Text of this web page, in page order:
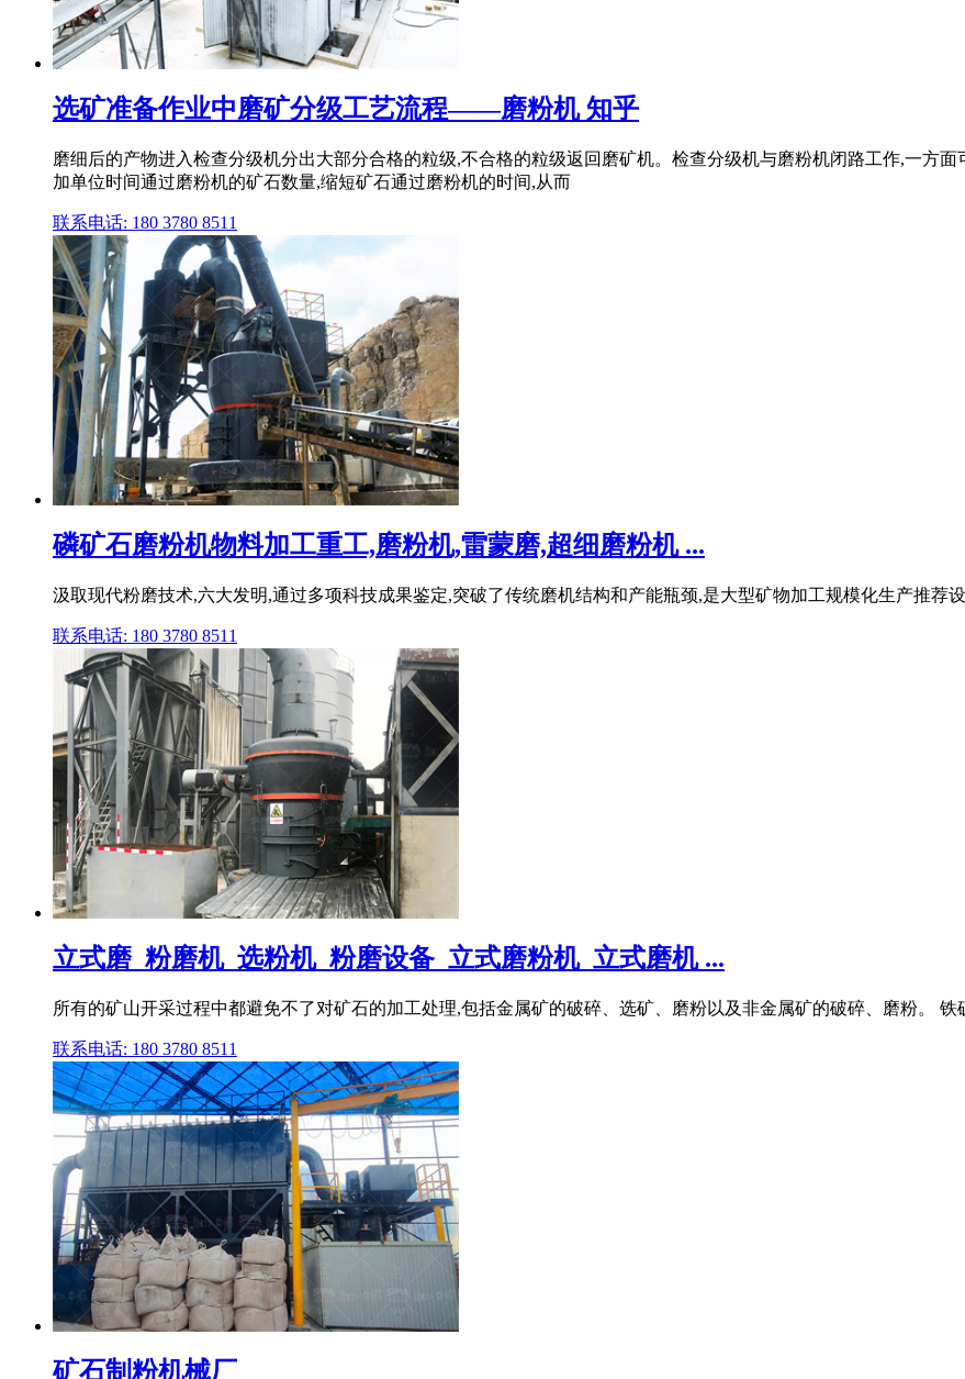
选矿准备作业中磨矿分级工艺流程——磨粉机 知乎
磨细后的产物进入检查分级机分出大部分合格的粒级,不合格的粒级返回磨矿机。检查分级机与磨粉机闭路工作,一方
加单位时间通过磨粉机的矿石数量,缩短矿石通过磨粉机的时间,从而
联系电话: 180 3780 8511
磷矿石磨粉机物料加工重工,磨粉机,雷蒙磨,超细磨粉机 ...
汲取现代粉磨技术,六大发明,通过多项科技成果鉴定,突破了传统磨机结构和产能瓶颈,是大型矿物加工规模化生产推荐
联系电话: 180 3780 8511
立式磨_粉磨机_选粉机_粉磨设备_立式磨粉机_立式磨机 ...
所有的矿山开采过程中都避免不了对矿石的加工处理,包括金属矿的破碎、选矿、磨粉以及非金属矿的破碎、磨粉。
联系电话: 180 3780 8511
矿石制粉机械厂